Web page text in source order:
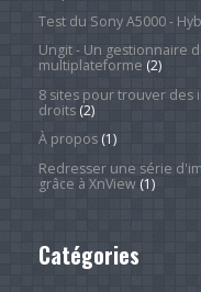
Test du Sony A5000 -
Ungit - Un gestionnaire
multiplateforme (2)
8 sites pour trouver des
droits(2)
À propos(1)
Redresser une série
grâce à XnView(1)
Catégories